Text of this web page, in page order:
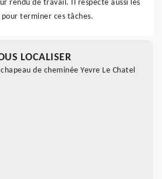
rendu de travail. Il respecte aussi les
terminer ces tâches.
LOCALISER
de cheminée Yevre Le Chatel